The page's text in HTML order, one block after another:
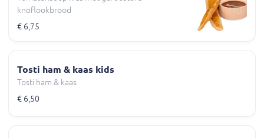
knoflookbrood
€ 6,75
Tosti ham & kaas kids
Tosti ham & kaas
€ 6,50